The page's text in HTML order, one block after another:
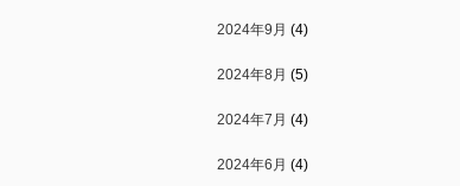
2024年9月 (4)
2024年8月 (5)
2024年7月 (4)
2024年6月 (4)